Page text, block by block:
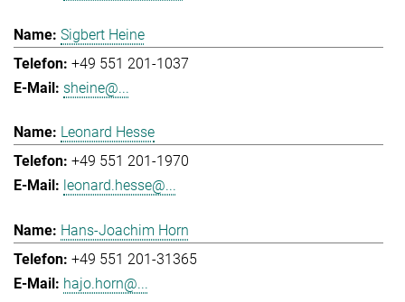
Sigbert Heine
+49 551 201-1037
sheine@...
Leonard Hesse
+49 551 201-1970
leonard.hesse@...
Hans-Joachim Horn
+49 551 201-31365
hajo.horn@...